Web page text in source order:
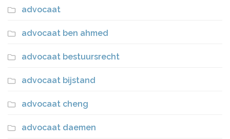
advocaat
advocaat ben ahmed
advocaat bestuursrecht
advocaat bijstand
advocaat cheng
advocaat daemen